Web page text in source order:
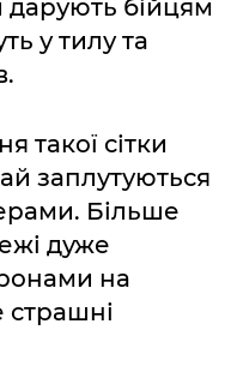
дарують бійцям
у тилу та
такої сітки
заплутуються
Більше
дуже
на
страшні